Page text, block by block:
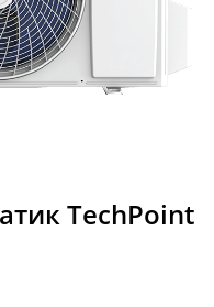
TechPoint